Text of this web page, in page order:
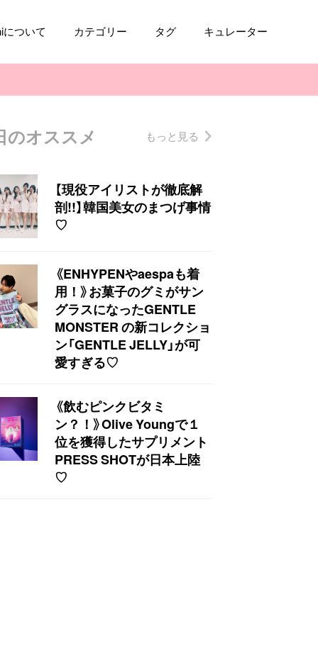
ついて カテゴリー タグ キュレーター
のオススメ もっと見る
【現役アイリストが徹底解
剖!!】韓国美女のまつげ事情
♡
《ENHYPENやaespaも着
用！》お菓子のグミがサン
グラスになったGENTLE
MONSTER の新コレクショ
ン「GENTLE JELLY」が可
愛すぎる♡
《飲むピンクビタミ
ン？！》Olive Youngで１
位を獲得したサプリメント
PRESS SHOTが日本上陸
♡